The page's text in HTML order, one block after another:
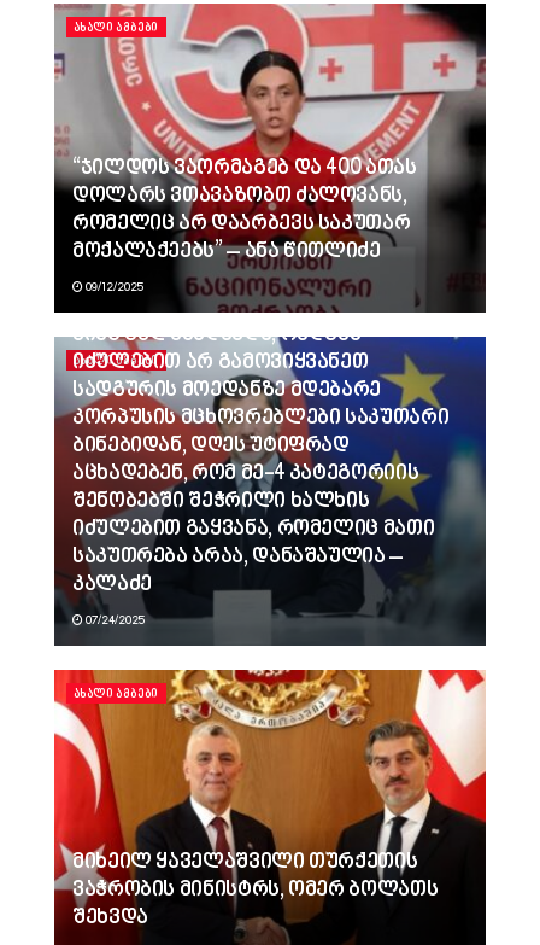
ᲐᲮᲐᲚᲘ ᲐᲛᲑᲔᲑᲘ
“ჯილდოს ვაორმაგებ და 400 ათას
დოლარს ვთავაზობთ ძალოვანს,
რომელიც არ დაარბევს საკუთარ
მოქალაქეებს” – ანა წითლიძე
09/12/2025
ᲐᲮᲐᲚᲘ ᲐᲛᲑᲔᲑᲘ
ვინც გვლანძღავდა, რადგან
იძულებით არ გამოვიყვანეთ
სადგურის მოედანზე მდებარე
კორპუსის მცხოვრებლები საკუთარი
ბინებიდან, დღეს უტიფრად
აცხადებენ, რომ მე-4 კატეგორიის
შენობებში შეჭრილი ხალხის
იძულებით გაყვანა, რომელიც მათი
საკუთრება არაა, დანაშაულია –
კალაძე
07/24/2025
ᲐᲮᲐᲚᲘ ᲐᲛᲑᲔᲑᲘ
მიხეილ ყაველაშვილი თურქეთის
ვაჭრობის მინისტრს, ომერ ბოლათს
შეხვდა